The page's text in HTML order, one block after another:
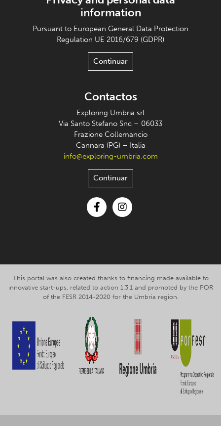
information
Pursuant to European General Data Protection
Regulation UE 2016/679 (GDPR)
Continuar
Contactos
Exploring Umbria srl
Via Santo Stefano Snc – 06033
Frazione Collemancio
Cannara (PG) – Italia
info@exploring-umbria.com
Continuar
This portal was also created thanks to financing made available to
innovative start-ups, related to action 1.3.1 and promoted by the POR
of the FESR 2014-2020 for the Umbria region.